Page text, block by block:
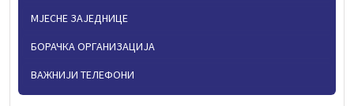
МЈЕСНЕ ЗАЈЕДНИЦЕ
БОРАЧКА ОРГАНИЗАЦИЈА
ВАЖНИЈИ ТЕЛЕФОНИ